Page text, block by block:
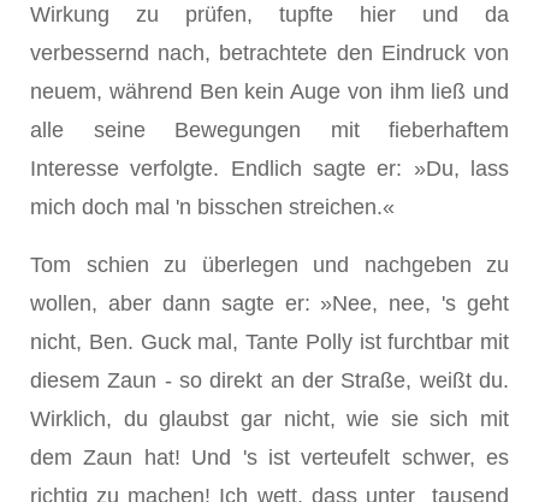
Wirkung zu prüfen, tupfte hier und da
verbessernd nach, betrachtete den Eindruck von
neuem, während Ben kein Auge von ihm ließ und
alle seine Bewegungen mit fieberhaftem
Interesse verfolgte. Endlich sagte er: »Du, lass
mich doch mal 'n bisschen streichen.«
Tom schien zu überlegen und nachgeben zu
wollen, aber dann sagte er: »Nee, nee, 's geht
nicht, Ben. Guck mal, Tante Polly ist furchtbar mit
diesem Zaun - so direkt an der Straße, weißt du.
Wirklich, du glaubst gar nicht, wie sie sich mit
dem Zaun hat! Und 's ist verteufelt schwer, es
richtig zu machen! Ich wett, dass unter tausend